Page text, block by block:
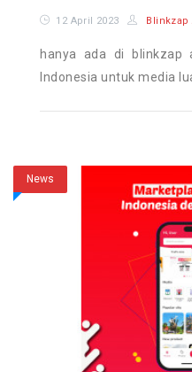
12 April 2023 Blinkzap
hanya ada di blinkzap
Indonesia untuk media
News